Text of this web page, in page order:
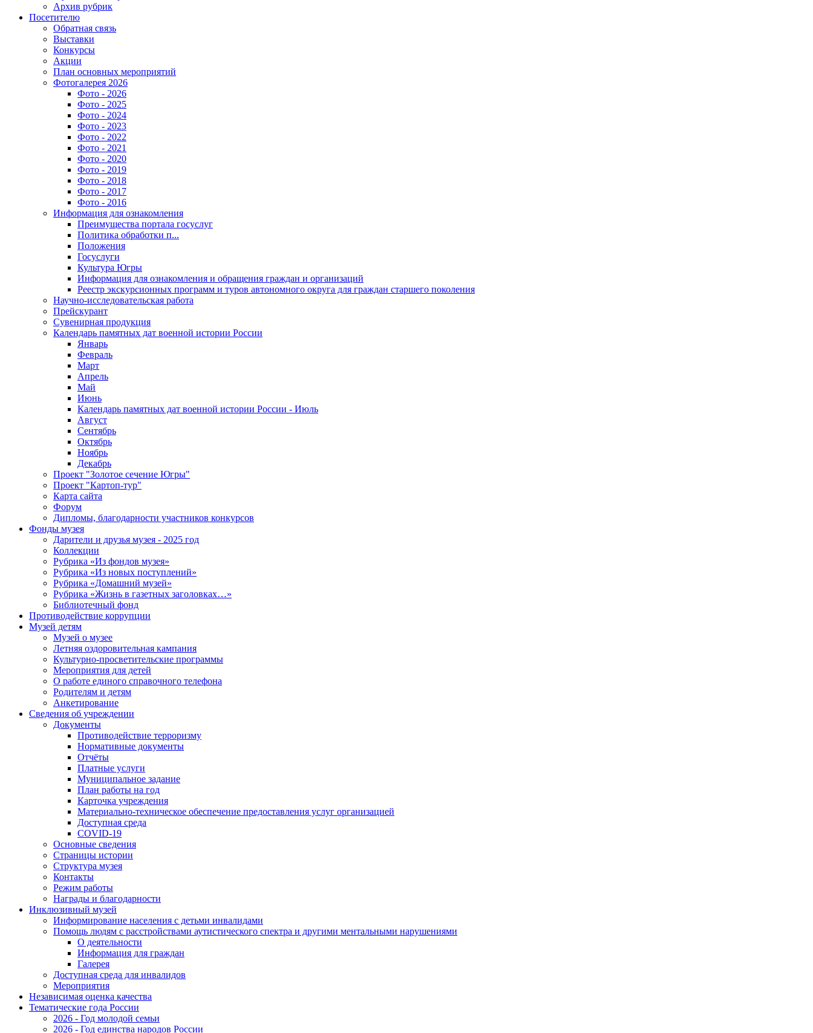
Архив рубрик
Посетителю
Обратная связь
Выставки
Конкурсы
Акции
План основных мероприятий
Фотогалерея 2026
Фото - 2026
Фото - 2025
Фото - 2024
Фото - 2023
Фото - 2022
Фото - 2021
Фото - 2020
Фото - 2019
Фото - 2018
Фото - 2017
Фото - 2016
Информация для ознакомления
Преимущества портала госуслуг
Политика обработки п...
Положения
Госуслуги
Культура Югры
Информация для ознакомления и обращения граждан и организаций
Реестр экскурсионных программ и туров автономного округа для граждан старшего поколения
Научно-исследовательская работа
Прейскурант
Сувенирная продукция
Календарь памятных дат военной истории России
Январь
Февраль
Март
Апрель
Май
Июнь
Календарь памятных дат военной истории России - Июль
Август
Сентябрь
Октябрь
Ноябрь
Декабрь
Проект "Золотое сечение Югры"
Проект "Картоп-тур"
Карта сайта
Форум
Дипломы, благодарности участников конкурсов
Фонды музея
Дарители и друзья музея - 2025 год
Коллекции
Рубрика «Из фондов музея»
Рубрика «Из новых поступлений»
Рубрика «Домашний музей»
Рубрика «Жизнь в газетных заголовках…»
Библиотечный фонд
Противодействие коррупции
Музей детям
Музей о музее
Летняя оздоровительная кампания
Культурно-просветительские программы
Мероприятия для детей
О работе единого справочного телефона
Родителям и детям
Анкетирование
Сведения об учреждении
Документы
Противодействие терроризму
Нормативные документы
Отчёты
Платные услуги
Муниципальное задание
План работы на год
Карточка учреждения
Материально-техническое обеспечение предоставления услуг организацией
Доступная среда
COVID-19
Основные сведения
Страницы истории
Структура музея
Контакты
Режим работы
Награды и благодарности
Инклюзивный музей
Информирование населения с детьми инвалидами
Помощь людям с расстройствами аутистического спектра и другими ментальными нарушениями
О деятельности
Информация для граждан
Галерея
Доступная среда для инвалидов
Мероприятия
Независимая оценка качества
Тематические года России
2026 - Год молодой семьи
2026 - Год единства народов России